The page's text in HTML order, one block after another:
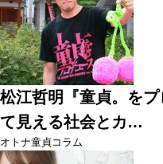
松江哲明『童貞。を
て見える社会とカ…
オトナ童貞コラム